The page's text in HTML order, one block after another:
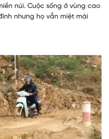
núi. Cuộc sống ở vùng cao
nhưng họ vẫn miệt mài